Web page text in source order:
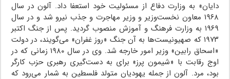
دایان» به وزارت دفاع از مسئولیت خود استعفا داد. آلون در سال
۱۹۶۸ معاون نخست‌وزیر و وزیر مهاجرت و جذب نیرو شد و در سال
۱۹۶۹ به وزارت فرهنگ و آموزش منصوب گردید. پس از جنگ اکتبر
۱۹۷۳ که صهیونیست‌ها به آن جنگ «روز غفران» می‌گویند، در دولت
«اسحاق رابین» وزیر امور خارجه شد. وی در سال ۱۹۸۰ زمانی که در
اوج رقابت با «شیمون پرز» برای به دست‌گیری رهبری حزب کارگر
بود، مرد. آلون از جمله یهودیان متولد فلسطین به شمار می‌رود که